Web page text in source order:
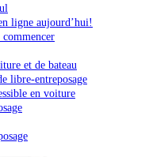
ligne aujourd’hui!
et de bateau
libre-entreposage
en voiture